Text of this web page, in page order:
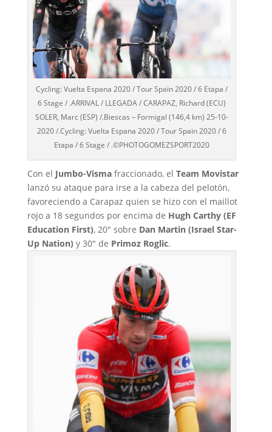
Cycling: Vuelta Espana 2020 / Tour Spain 2020 / 6 Etapa /
6 Stage / .ARRIVAL / LLEGADA / CARAPAZ, Richard (ECU)
SOLER, Marc (ESP) /.Biescas – Formigal (146,4 km) 25-10-
2020 /.Cycling: Vuelta Espana 2020 / Tour Spain 2020 / 6
Etapa / 6 Stage / .©PHOTOGOMEZSPORT2020
Con el Jumbo-Vismafraccionado, el Team Movistar
lanzó su ataque para irse a la cabeza del pelotón,
favoreciendo a Carapaz quien se hizo con el maillot
rojo a 18 segundos por encima de Hugh Carthy (EF
Education First), 20″ sobre Dan Martin (Israel Star-
Up Nation) y 30″ de Primoz Roglic.